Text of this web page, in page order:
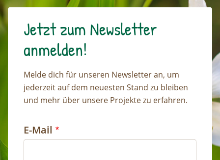
Jetzt zum Newsletter
anmelden!
Melde dich für unseren Newsletter an, um
jederzeit auf dem neuesten Stand zu bleiben
und mehr über unsere Projekte zu erfahren.
E-Mail